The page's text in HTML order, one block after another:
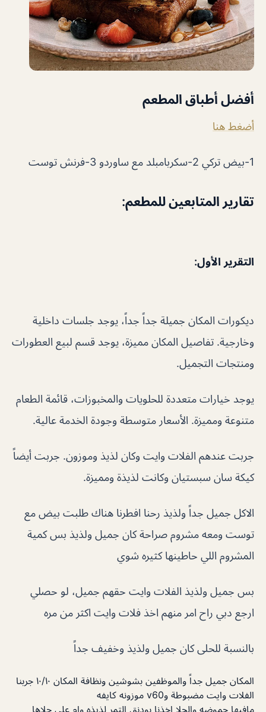
أفضل أطباق المطعم
أضغط هنا
1-بيض تركي 2-سكربامبلد مع ساوردو 3-فرنش توست
تقارير المتابعين للمطعم:
التقرير الأول:
ديكورات المكان جميلة جداً جداً، يوجد جلسات داخلية
وخارجية. تفاصيل المكان مميزة، يوجد قسم لبيع العطورات
ومنتجات التجميل.
يوجد خيارات متعددة للحلويات والمخبوزات، قائمة الطعام
متنوعة ومميزة. الأسعار متوسطة وجودة الخدمة عالية.
جربت عندهم الفلات وايت وكان لذيذ وموزون. جربت أيضاً
كيكة سان سبستيان وكانت لذيذة ومميزة.
الاكل جميل جداً ولذيذ رحنا افطرنا هناك طلبت بيض مع
توست ومعه مشروم صراحة كان جميل ولذيذ بس كمية
المشروم اللي حاطينها كثيره شوي
بس جميل ولذيذ الفلات وايت حقهم جميل، لو حصلي
ارجع دبي راح امر منهم اخذ فلات وايت اكثر من مره
بالنسبة للحلى كان جميل ولذيذ وخفيف جداً
المكان جميل جداً والموظفين بشوشين ونظافة المكان ١٠/١٠ جربنا
الفلات وايت مضبوطة وv60 موزونه كايفه
مافيها حموضه والحلا اخذنا بودنق التمر لذيذه وام علي حلاها